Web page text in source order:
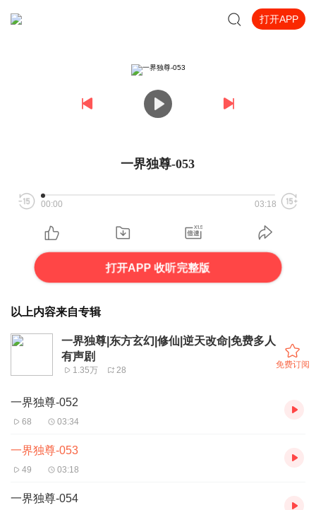
打开APP
一界独尊-053
00:00 03:18
打开APP 收听完整版
以上内容来自专辑
一界独尊|东方玄幻|修仙|逆天改命|免费多人
有声剧
1.35万 28
免费订阅
一界独尊-052
68 03:34
一界独尊-053
49 03:18
一界独尊-054